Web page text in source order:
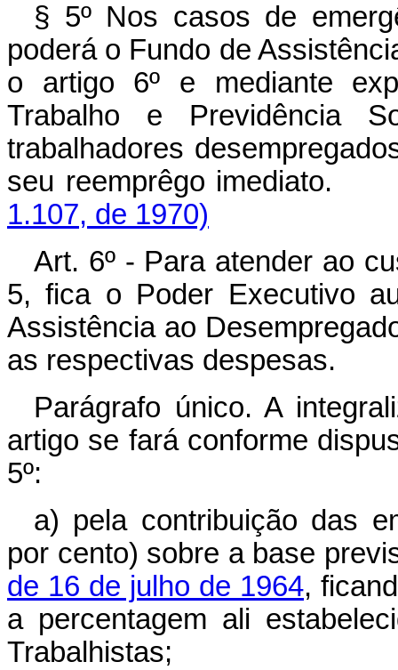
§ 5º Nos casos de
poderá o Fundo de
o artigo 6º e mediante
Trabalho e Previdência
trabalhadores
seu reemprêgo
1.107, de 1970)
Art. 6º - Para atender ao
5, fica o Poder Executivo
Assistência ao
as respectivas despesas.
Parágrafo único. A
artigo se fará conforme
5º:
a) pela contribuição das
por cento) sobre a base
de 16 de julho de 1964,
a percentagem ali
Trabalhistas;